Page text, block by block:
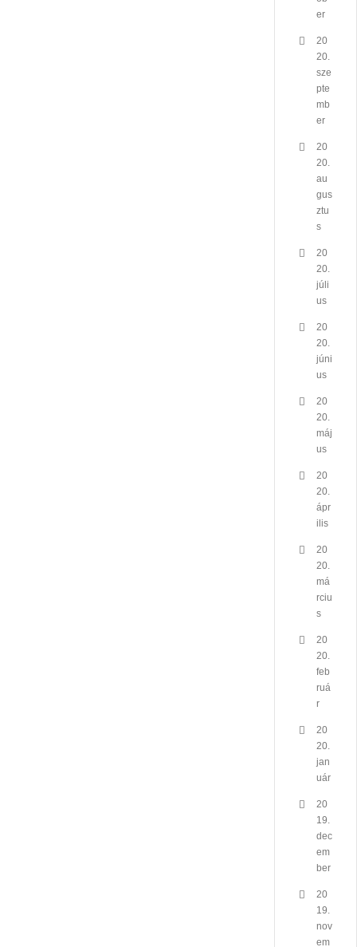
er
20
20.
sze
pte
mb
er
20
20.
au
gus
ztu
s
20
20.
júli
us
20
20.
júni
us
20
20.
máj
us
20
20.
ápr
ilis
20
20.
má
rciu
s
20
20.
feb
ruá
r
20
20.
jan
uár
20
19.
dec
em
ber
20
19.
nov
em